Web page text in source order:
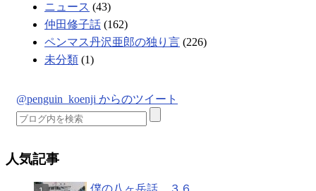
ニュース (43)
仲田修子話 (162)
ペンマス丹沢亜郎の独り言 (226)
未分類 (1)
@penguin_koenji からのツイート
人気記事
僕の八ヶ岳話 ３６